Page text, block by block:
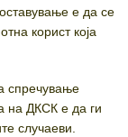
е да се
корист која
спречување
на ДКСК е да ги
случаеви.